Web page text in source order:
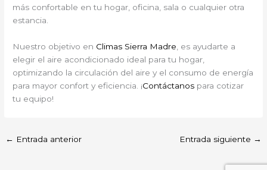
más confortable en tu hogar, oficina, sala o cualquier otra
estancia.
Nuestro objetivo en Climas Sierra Madre , es ayudarte a
elegir el aire acondicionado ideal para tu hogar,
optimizando la circulación del aire y el consumo de energía
para mayor confort y eficiencia. ¡Contáctanos para cotizar
tu equipo!
← Entrada anterior Entrada siguiente →